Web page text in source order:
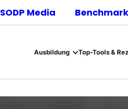
SODP Media
Ausbildung Top-Tools &